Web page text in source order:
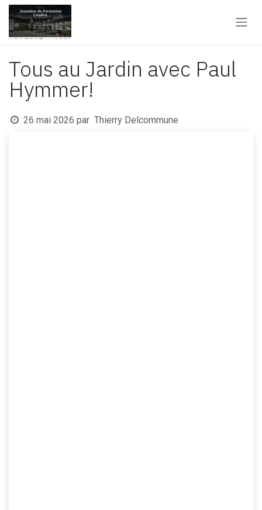
Se rendre au contenu
Tous au Jardin avec Paul
Hymmer!
26 mai 2026 par Thierry Delcommune